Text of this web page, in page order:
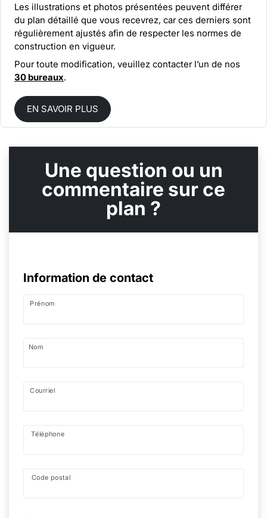
Les illustrations et photos présentées peuvent différer
du plan détaillé que vous recevrez, car ces derniers sont
régulièrement ajustés afin de respecter les normes de
construction en vigueur.
Pour toute modification, veuillez contacter l’un de nos
30 bureaux.
EN SAVOIR PLUS
Une question ou un
commentaire sur ce
plan ?
Information de contact
Prénom
Nom
Courriel
Téléphone
Code postal